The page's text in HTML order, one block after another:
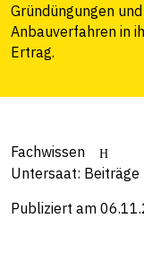
Gründüngungen
Anbauverfahren in
Ertrag.
Fachwissen
Untersaat:
Publiziert am